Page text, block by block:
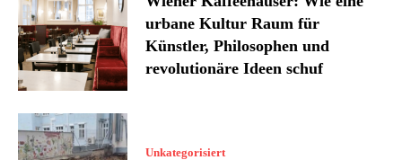
urbane Kultur Raum für
Künstler, Philosophen und
revolutionäre Ideen schuf
Unkategorisiert